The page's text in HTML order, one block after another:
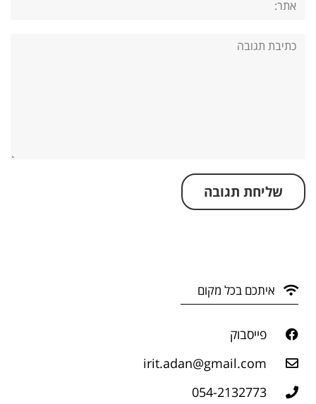
תגובה:
איתכם בכל מקום
פייסבוק
irit.adan@gmail.com
054-2132773